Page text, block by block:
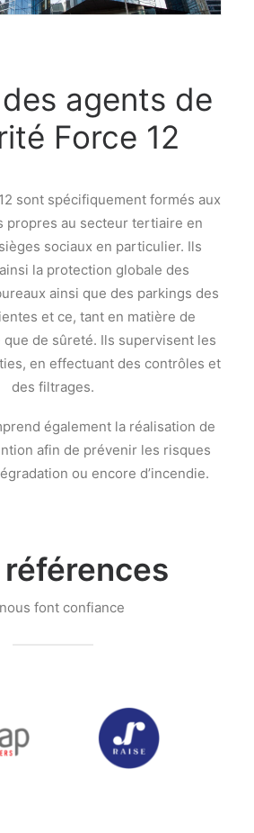
agents de
Force 12
sont spécifiquement formés aux
propres au secteur tertiaire en
sociaux en particulier. Ils
la protection globale des
ainsi que des parkings des
et ce, tant en matière de
de sûreté. Ils supervisent les
en effectuant des contrôles et
des filtrages.
également la réalisation de
afin de prévenir les risques
ou encore d’incendie.
références
font confiance